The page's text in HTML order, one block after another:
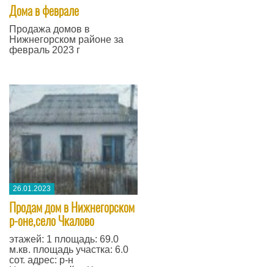
Дома в феврале
Продажа домов в
Нижнегорском районе за
февраль 2023 г
26.01.2023
Продам дом в Нижнегорском
р-оне,село Чкалово
этажей: 1 площадь: 69.0
м.кв. площадь участка: 6.0
сот. адрес: р-н